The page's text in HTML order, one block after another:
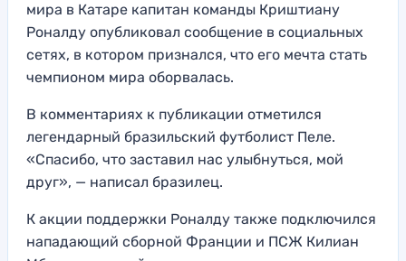
мира в Катаре капитан команды Криштиану
Роналду опубликовал сообщение в социальных
сетях, в котором признался, что его мечта стать
чемпионом мира оборвалась.
В комментариях к публикации отметился
легендарный бразильский футболист Пеле.
«Спасибо, что заставил нас улыбнуться, мой
друг», — написал бразилец.
К акции поддержки Роналду также подключился
нападающий сборной Франции и ПСЖ Килиан